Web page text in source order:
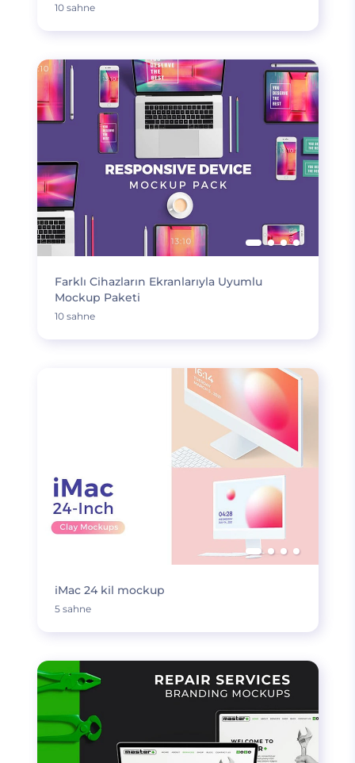
10 sahne
Farklı Cihazların Ekranlarıyla Uyumlu
Mockup Paketi
10 sahne
iMac 24 kil mockup
5 sahne